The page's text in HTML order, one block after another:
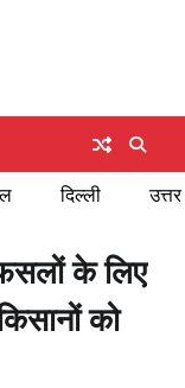
दिल्ली
के लिए
को